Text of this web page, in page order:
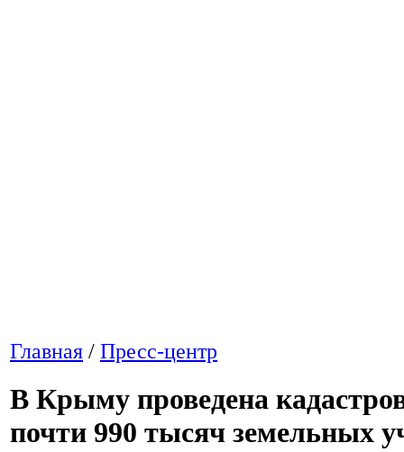
Главная / Пресс-центр
В Крыму проведена
почти 990 тысяч земельных